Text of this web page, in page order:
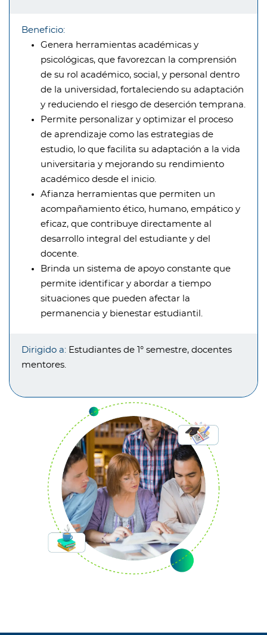
Beneficio:
Genera herramientas académicas y
psicológicas, que favorezcan la comprensión
de su rol académico, social, y personal dentro
de la universidad, fortaleciendo su adaptación
y reduciendo el riesgo de deserción temprana.
Permite personalizar y optimizar el proceso
de aprendizaje como las estrategias de
estudio, lo que facilita su adaptación a la vida
universitaria y mejorando su rendimiento
académico desde el inicio.
Afianza herramientas que permiten un
acompañamiento ético, humano, empático y
eficaz, que contribuye directamente al
desarrollo integral del estudiante y del
docente.
Brinda un sistema de apoyo constante que
permite identificar y abordar a tiempo
situaciones que pueden afectar la
permanencia y bienestar estudiantil.
Dirigido a: Estudiantes de 1° semestre, docentes
mentores.